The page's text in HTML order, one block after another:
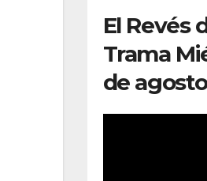
El Revés
Trama
de